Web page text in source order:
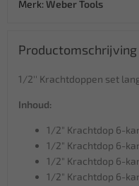
Merk: Weber Tools
Productomschrijving
1/2'' Krachtdoppen set
Inhoud:
1/2" Krachtdop 6-
1/2" Krachtdop 6-
1/2" Krachtdop 6-
1/2" Krachtdop 6-